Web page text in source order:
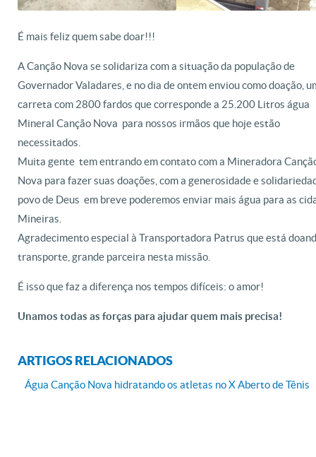
É mais feliz quem sabe doar!!!
A Canção Nova se solidariza com a situação da população de
Governador Valadares, e no dia de ontem enviou como doação,
carreta com 2800 fardos que corresponde a 25.200 Litros água
Mineral Canção Nova para nossos irmãos que hoje estão
necessitados.
Muita gente tem entrando em contato com a Mineradora
Nova para fazer suas doações, com a generosidade e
povo de Deus em breve poderemos enviar mais água para as
Mineiras.
Agradecimento especial à Transportadora Patrus que está
transporte, grande parceira nesta missão.
É isso que faz a diferença nos tempos difíceis: o amor!
Unamos todas as forças para ajudar quem mais precisa!
ARTIGOS RELACIONADOS
Água Canção Nova hidratando os atletas no X Aberto de Tênis